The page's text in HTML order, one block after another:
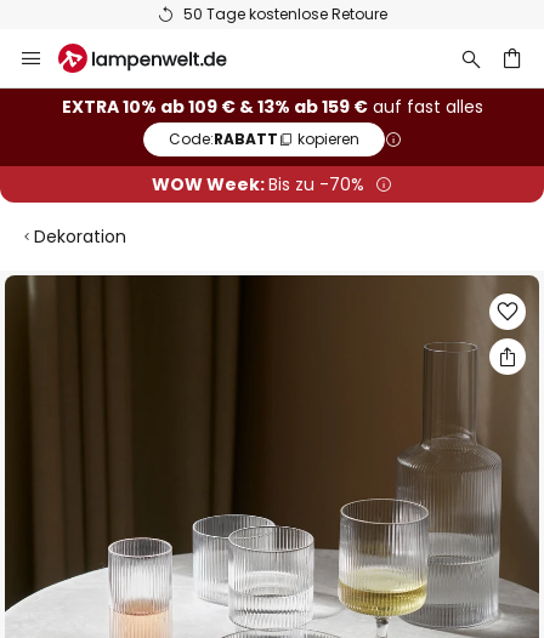
50 Tage kostenlose Retoure
Inhalt
springen
EXTRA 10% ab 109 € & 13% ab 159 €auf fast alles
Code:RABATT kopieren
WOW Week:Bis zu -70%
Dekoration
Zum